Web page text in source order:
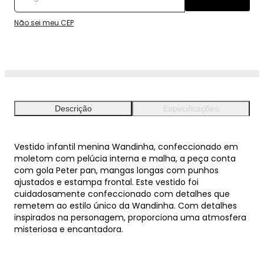
Não sei meu CEP
Descrição Especificações
Vestido infantil menina Wandinha, confeccionado em
moletom com pelúcia interna e malha, a peça conta
com gola Peter pan, mangas longas com punhos
ajustados e estampa frontal. Este vestido foi
cuidadosamente confeccionado com detalhes que
remetem ao estilo único da Wandinha. Com detalhes
inspirados na personagem, proporciona uma atmosfera
misteriosa e encantadora.